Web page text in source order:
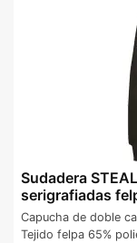
Sudadera
serigrafiadas
Capucha de doble
Tejido felpa 65%